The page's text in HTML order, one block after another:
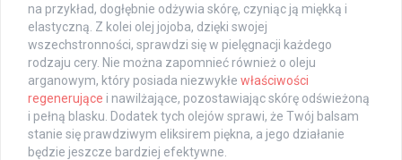
na przykład, dogłębnie odżywia skórę, czyniąc ją miękką i
elastyczną. Z kolei olej jojoba, dzięki swojej
wszechstronności, sprawdzi się w pielęgnacji każdego
rodzaju cery. Nie można zapomnieć również o oleju
arganowym, który posiada niezwykłe właściwości
regenerujące i nawilżające, pozostawiając skórę odświeżoną
i pełną blasku. Dodatek tych olejów sprawi, że Twój balsam
stanie się prawdziwym eliksirem piękna, a jego działanie
będzie jeszcze bardziej efektywne.